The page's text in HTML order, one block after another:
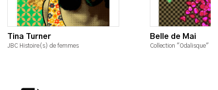
Tina Turner
JBC Histoire(s) de femmes
Belle de Mai
Collection "Odalisque"